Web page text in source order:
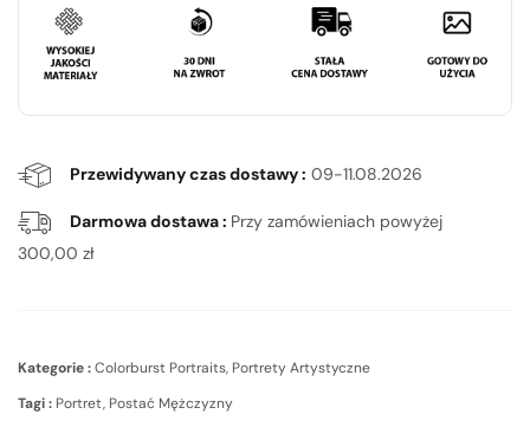
Przewidywany czas dostawy : 09-11.08.2026
Darmowa dostawa : Przy zamówieniach powyżej
300,00 zł
Kategorie :Colorburst Portraits, Portrety Artystyczne
Tagi : Portret, Postać Mężczyzny